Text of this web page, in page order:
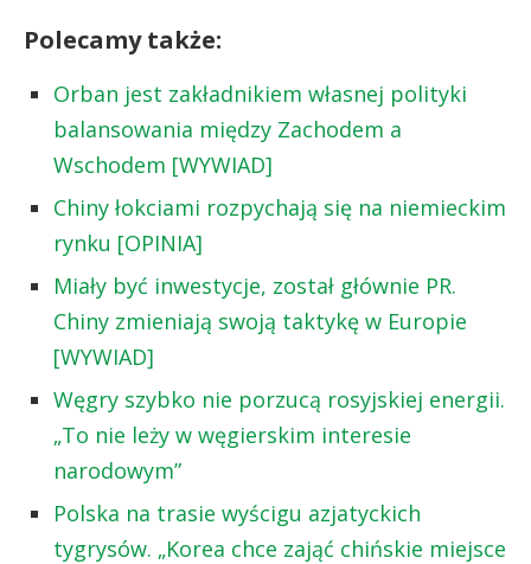
Polecamy także:
Orban jest zakładnikiem własnej polityki
balansowania między Zachodem a
Wschodem [WYWIAD]
Chiny łokciami rozpychają się na niemieckim
rynku [OPINIA]
Miały być inwestycje, został głównie PR.
Chiny zmieniają swoją taktykę w Europie
[WYWIAD]
Węgry szybko nie porzucą rosyjskiej energii.
„To nie leży w węgierskim interesie
narodowym”
Polska na trasie wyścigu azjatyckich
tygrysów. „Korea chce zająć chińskie miejsce